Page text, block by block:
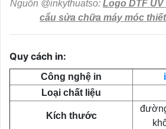
Nguồn @inkythuatso: Logo DTF
cẩu sửa chữa máy móc
Quy cách in:
Công nghệ in
Loại chất liệu
Kích thước